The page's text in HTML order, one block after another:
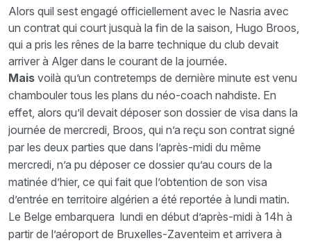
Alors quil sest engagé officiellement avec le Nasria avec
un contrat qui court jusquà la fin de la saison, Hugo Broos,
qui a pris les rênes de la barre technique du club devait
arriver à Alger dans le courant de la journée.
Mais voilà qu’un contretemps de dernière minute est venu
chambouler tous les plans du néo-coach nahdiste. En
effet, alors qu’il devait déposer son dossier de visa dans la
journée de mercredi, Broos, qui n’a reçu son contrat signé
par les deux parties que dans l’après-midi du même
mercredi, n’a pu déposer ce dossier qu’au cours de la
matinée d’hier, ce qui fait que l’obtention de son visa
d’entrée en territoire algérien a été reportée à lundi matin.
Le Belge embarquera lundi en début d’après-midi à 14h à
partir de l’aéroport de Bruxelles-Zaventeim et arrivera à